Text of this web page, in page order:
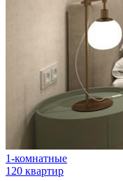
1-комнатные
120 квартир